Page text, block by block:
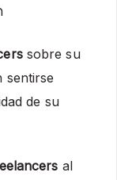
sobre su
sentirse
de su
al